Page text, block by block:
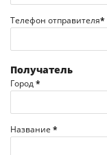
Телефон отправителя*
Получатель
Город*
Название *